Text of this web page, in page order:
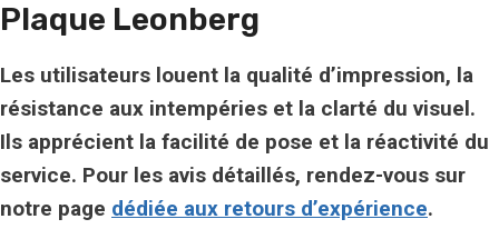
Plaque Leonberg
Les utilisateurs louent la qualité d’impression, la
résistance aux intempéries et la clarté du visuel.
Ils apprécient la facilité de pose et la réactivité du
service. Pour les avis détaillés, rendez-vous sur
notre page dédiée aux retours d’expérience.